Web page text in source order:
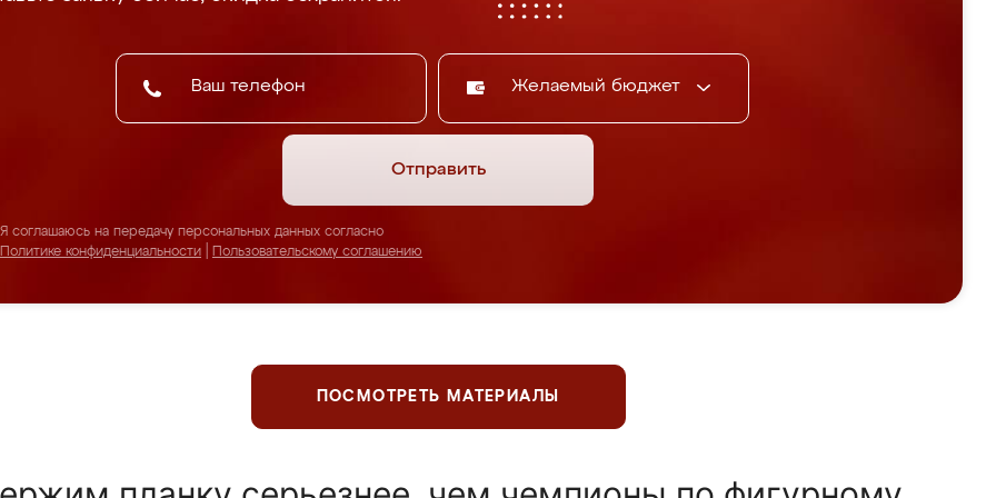
Желаемый бюджет
Отправить
Я соглашаюсь на передачу персональных данных согласно
Политике конфиденциальности
Пользовательскому соглашению
ПОСМОТРЕТЬ МАТЕРИАЛЫ